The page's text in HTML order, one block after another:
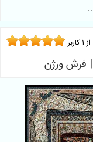
از 1کاربر